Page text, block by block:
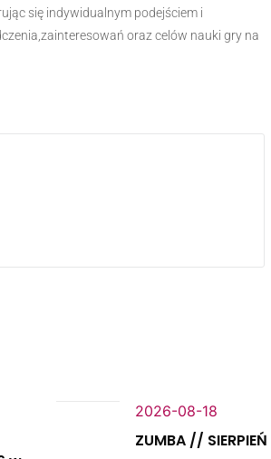
się indywidualnym podejściem i
oraz celów nauki gry na
2026-08-18
ZUMBA //